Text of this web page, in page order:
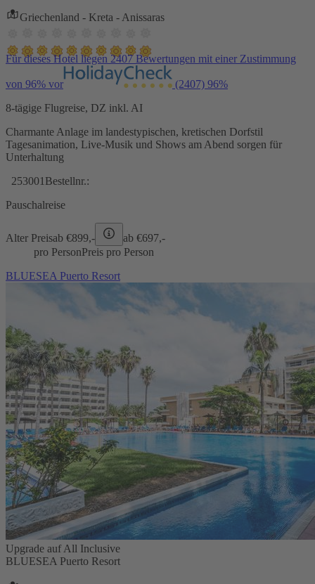
Griechenland - Kreta - Anissaras
Für dieses Hotel liegen 2407 Bewertungen mit einer Zustimmung
von 96% vor (2407) 96%
8-tägige Flugreise, DZ inkl. AI
Charmante Anlage im landestypischen, kretischen Dorfstil
Tagesanimation, Live-Musik und Shows am Abend sorgen für
Unterhaltung
253001 Bestellnr.:
Pauschalreise
Alter Preisab €899,- ab €697,-
pro PersonPreis pro Person
BLUESEA Puerto Resort
Upgrade auf All Inclusive
BLUESEA Puerto Resort